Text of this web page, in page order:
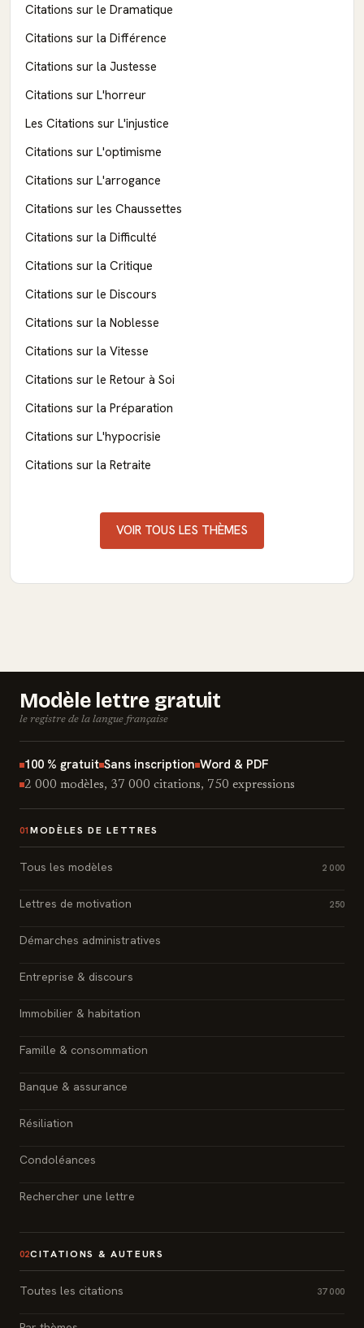
Citations sur le Dramatique
Citations sur la Différence
Citations sur la Justesse
Citations sur L'horreur
Les Citations sur L'injustice
Citations sur L'optimisme
Citations sur L'arrogance
Citations sur les Chaussettes
Citations sur la Difficulté
Citations sur la Critique
Citations sur le Discours
Citations sur la Noblesse
Citations sur la Vitesse
Citations sur le Retour à Soi
Citations sur la Préparation
Citations sur L'hypocrisie
Citations sur la Retraite
VOIR TOUS LES THÈMES
Modèle lettre gratuit
le registre de la langue française
100 % gratuit Sans inscription Word & PDF
2 000 modèles, 37 000 citations, 750 expressions
01 MODÈLES DE LETTRES
Tous les modèles 2 000
Lettres de motivation 250
Démarches administratives
Entreprise & discours
Immobilier & habitation
Famille & consommation
Banque & assurance
Résiliation
Condoléances
Rechercher une lettre
02CITATIONS & AUTEURS
Toutes les citations 37 000